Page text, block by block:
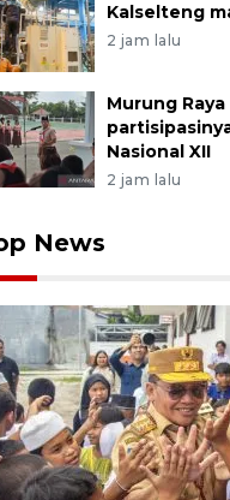
Kalselteng
2 jam lalu
Murung
Nasional XII
2 jam lalu
News